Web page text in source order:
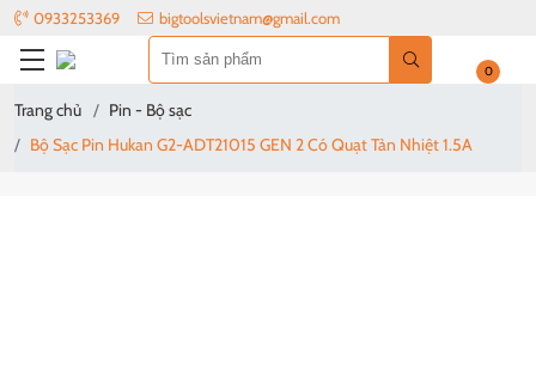
0933253369 bigtoolsvietnam@gmail.com
0
Trang chủ
Pin - Bộ sạc
Bộ Sạc Pin Hukan G2-ADT21015 GEN 2 Có Quạt Tản Nhiệt 1.5A